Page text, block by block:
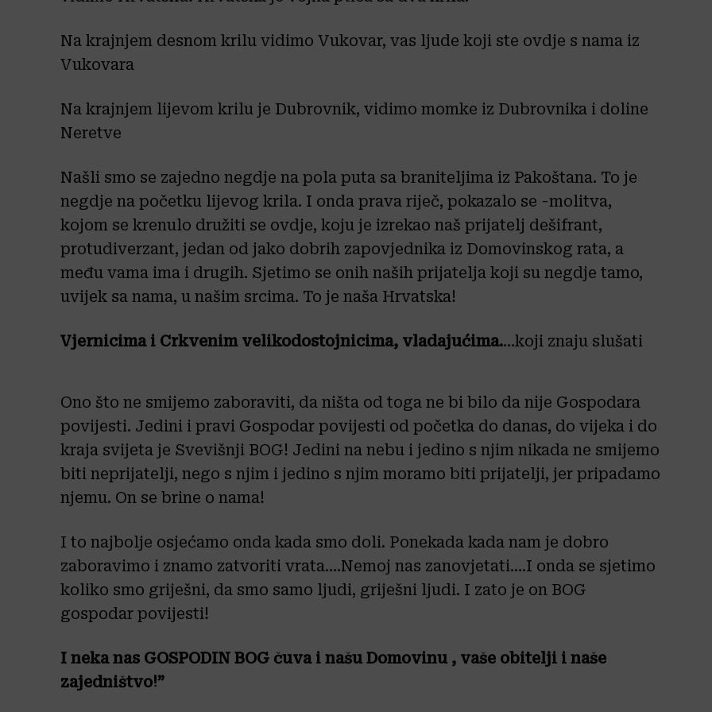
Na krajnjem desnom krilu vidimo Vukovar, vas ljude koji ste ovdje s nama iz
Vukovara
Na krajnjem lijevom krilu je Dubrovnik, vidimo momke iz Dubrovnika i doline
Neretve
Našli smo se zajedno negdje na pola puta sa braniteljima iz Pakoštana. To je
negdje na početku lijevog krila. I onda prava riječ, pokazalo se -molitva,
kojom se krenulo družiti se ovdje, koju je izrekao naš prijatelj dešifrant,
protudiverzant, jedan od jako dobrih zapovjednika iz Domovinskog rata, a
među vama ima i drugih. Sjetimo se onih naših prijatelja koji su negdje tamo,
uvijek sa nama, u našim srcima. To je naša Hrvatska!
Vjernicima i Crkvenim velikodostojnicima, vladajućima.…koji znaju slušati
Ono što ne smijemo zaboraviti, da ništa od toga ne bi bilo da nije Gospodara
povijesti. Jedini i pravi Gospodar povijesti od početka do danas, do vijeka i do
kraja svijeta je Svevišnji BOG! Jedini na nebu i jedino s njim nikada ne smijemo
biti neprijatelji, nego s njim i jedino s njim moramo biti prijatelji, jer pripadamo
njemu. On se brine o nama!
I to najbolje osjećamo onda kada smo doli. Ponekada kada nam je dobro
zaboravimo i znamo zatvoriti vrata….Nemoj nas zanovjetati….I onda se sjetimo
koliko smo griješni, da smo samo ljudi, griješni ljudi. I zato je on BOG
gospodar povijesti!
I neka nas GOSPODIN BOG čuva i našu Domovinu , vaše obitelji i naše
zajedništvo!”